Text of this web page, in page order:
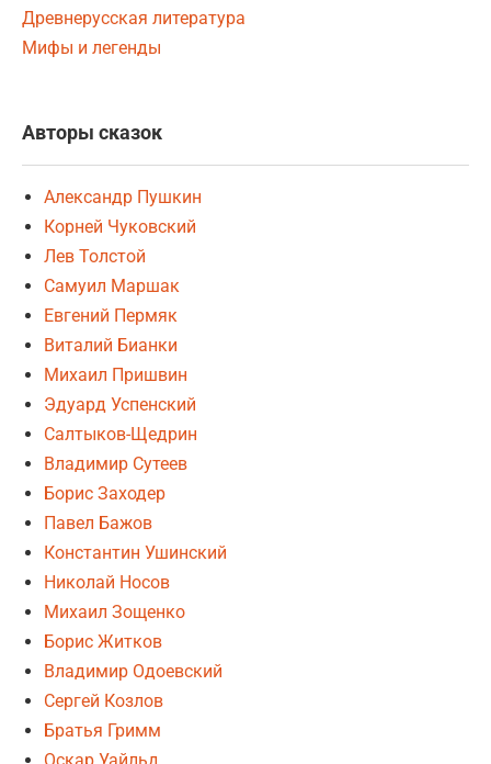
Древнерусская литература
Мифы и легенды
Авторы сказок
Александр Пушкин
Корней Чуковский
Лев Толстой
Самуил Маршак
Евгений Пермяк
Виталий Бианки
Михаил Пришвин
Эдуард Успенский
Салтыков-Щедрин
Владимир Сутеев
Борис Заходер
Павел Бажов
Константин Ушинский
Николай Носов
Михаил Зощенко
Борис Житков
Владимир Одоевский
Сергей Козлов
Братья Гримм